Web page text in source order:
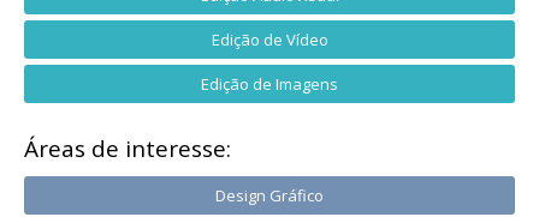
Edição de Vídeo
Edição de Imagens
Áreas de interesse:
Design Gráfico